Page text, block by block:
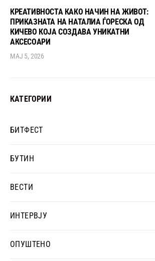
КРЕАТИВНОСТА КАКО НАЧИН НА ЖИВОТ:
ПРИКАЗНАТА НА НАТАЛИА ЃОРЕСКА ОД
КИЧЕВО КОЈА СОЗДАВА УНИКАТНИ
АКСЕСОАРИ
МАЈ 5, 2026
КАТЕГОРИИ
БИТФЕСТ
БУТИН
ВЕСТИ
ИНТЕРВЈУ
ОПУШТЕНО